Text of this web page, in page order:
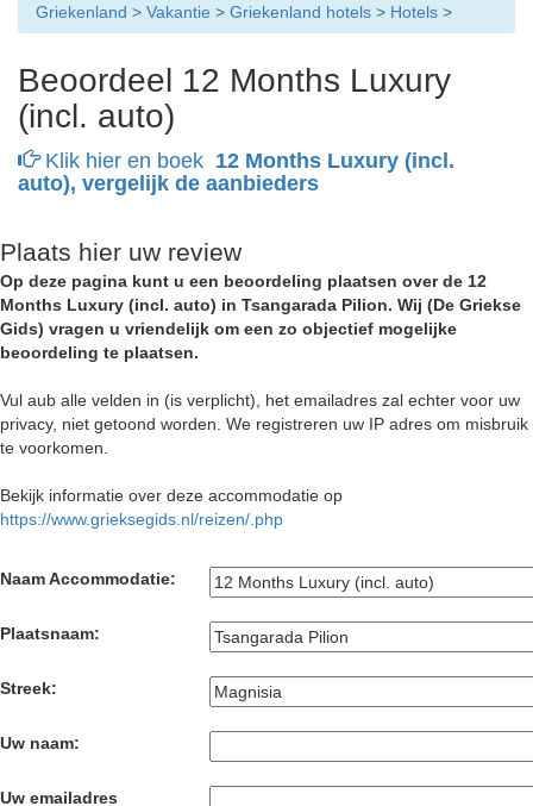
Griekenland > Vakantie > Griekenland hotels > Hotels >
Beoordeel 12 Months Luxury
(incl. auto)
Klik hier en boek 12 Months Luxury (incl.
auto), vergelijk de aanbieders
Plaats hier uw review
Op deze pagina kunt u een beoordeling plaatsen over de 12
Months Luxury (incl. auto) in Tsangarada Pilion. Wij (De Griekse
Gids) vragen u vriendelijk om een zo objectief mogelijke
beoordeling te plaatsen.
Vul aub alle velden in (is verplicht), het emailadres zal echter voor uw
privacy, niet getoond worden. We registreren uw IP adres om misbruik
te voorkomen.
Bekijk informatie over deze accommodatie op
https://www.grieksegids.nl/reizen/.php
Naam Accommodatie:
Plaatsnaam:
Streek:
Uw naam:
Uw emailadres